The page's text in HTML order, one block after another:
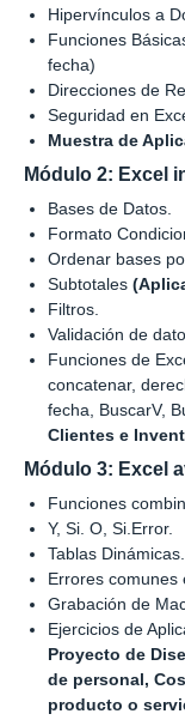
Hipervínculos a
Funciones
fecha)
Direcciones de
Seguridad en
Muestra de
Módulo 2: Excel
Bases de Datos.
Formato
Ordenar bases
Subtotales
Filtros.
Validación de
Funciones de
concatenar,
fecha, BuscarV,
Clientes e
Módulo 3: Excel
Funciones
Y, Si. O, Si.Error.
Tablas
Errores comunes
Grabación de
Ejercicios de
Proyecto de
de personal,
producto o